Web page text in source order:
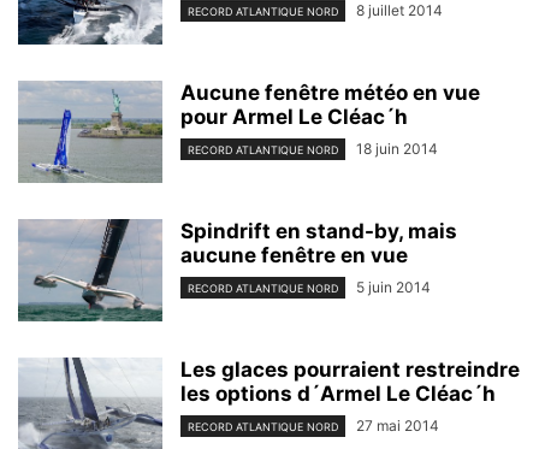
RECORD ATLANTIQUE NORD 8 juillet 2014
Aucune fenêtre météo en vue
pour Armel Le Cléac´h
RECORD ATLANTIQUE NORD 18 juin 2014
Spindrift en stand-by, mais
aucune fenêtre en vue
RECORD ATLANTIQUE NORD 5 juin 2014
Les glaces pourraient restreindre
les options d´Armel Le Cléac´h
RECORD ATLANTIQUE NORD 27 mai 2014